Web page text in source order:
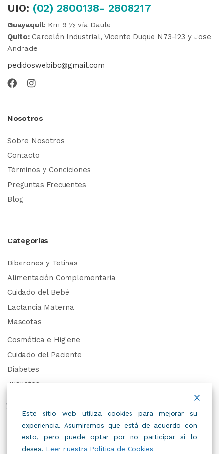
UIO: (02) 2800138- 2808217
Guayaquil: Km 9 ½ vía Daule
Quito: Carcelén Industrial, Vicente Duque N73-123 y Jose
Andrade
pedidoswebibc@gmail.com
Nosotros
Sobre Nosotros
Contacto
Términos y Condiciones
Preguntas Frecuentes
Blog
Categorías
Biberones y Tetinas
Alimentación Complementaria
Cuidado del Bebé
Lactancia Materna
Mascotas
Cosmética e Higiene
Cuidado del Paciente
Diabetes
Juguetes
Trabaja con Nosotros
Este sitio web utiliza cookies para mejorar su
experiencia. Asumiremos que está de acuerdo con
esto, pero puede optar por no participar si lo
desea. Leer nuestra Política de Cookies